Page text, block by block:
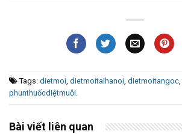
Tags: dietmoi, dietmoitaihanoi, dietmoitangoc,
phunthuốcdiệtmuỗi.
Bài viết liên quan